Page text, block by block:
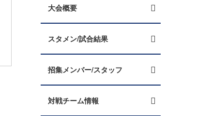
大会概要
スタメン/試合結果
招集メンバー/スタッフ
対戦チーム情報